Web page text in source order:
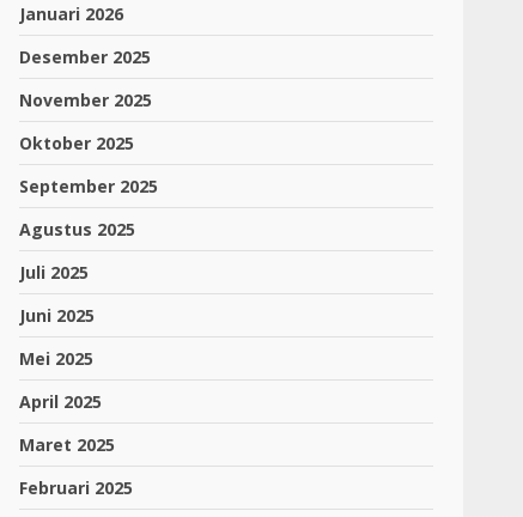
Januari 2026
Desember 2025
November 2025
Oktober 2025
September 2025
Agustus 2025
Juli 2025
Juni 2025
Mei 2025
April 2025
Maret 2025
Februari 2025